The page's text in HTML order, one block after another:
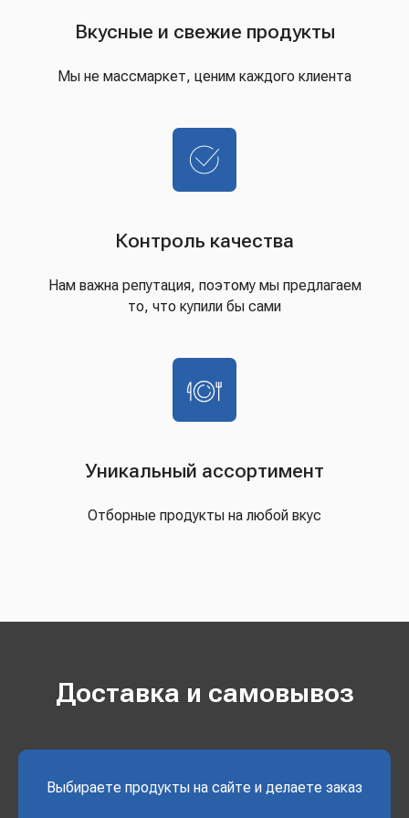
Вкусные и свежие продукты
Мы не массмаркет, ценим каждого клиента
Контроль качества
Нам важна репутация, поэтому мы предлагаем
то, что купили бы сами
Уникальный ассортимент
Отборные продукты на любой вкус
Доставка и самовывоз
Выбираете продукты на сайте и делаете заказ